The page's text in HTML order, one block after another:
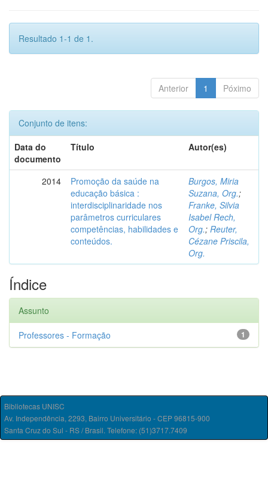
Resultado 1-1 de 1.
Anterior 1 Póximo
Conjunto de itens:
Data do
documento
Título Autor(es)
2014
Promoção da saúde na
educação básica :
interdisciplinaridade nos
parâmetros curriculares
competências, habilidades e
conteúdos.
Burgos, Miria
Suzana, Org.;
Franke, Silvia
Isabel Rech,
Org.; Reuter,
Cézane Priscila,
Org.
Índice
Assunto
1
Professores - Formação
Bibliotecas UNISC
Av. Independência, 2293, Bairro Universitário - CEP 96815-900
Santa Cruz do Sul - RS / Brasil. Telefone: (51)3717.7409